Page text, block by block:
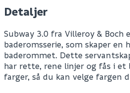
Detaljer
Subway 3.0 fra Villeroy & Boch
baderomsserie, som skaper en
baderommet. Dette
har rette, rene linjer og fås i et
farger, så du kan velge fargen